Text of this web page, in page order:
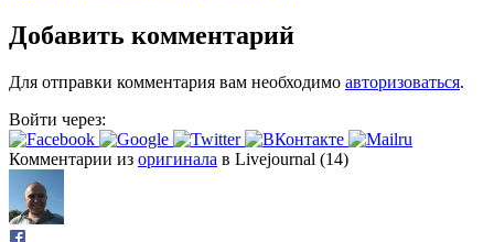
Добавить комментарий
Для отправки комментария вам необходимо авторизоваться.
Войти через:
Комментарии из оригинала в Livejournal (14)